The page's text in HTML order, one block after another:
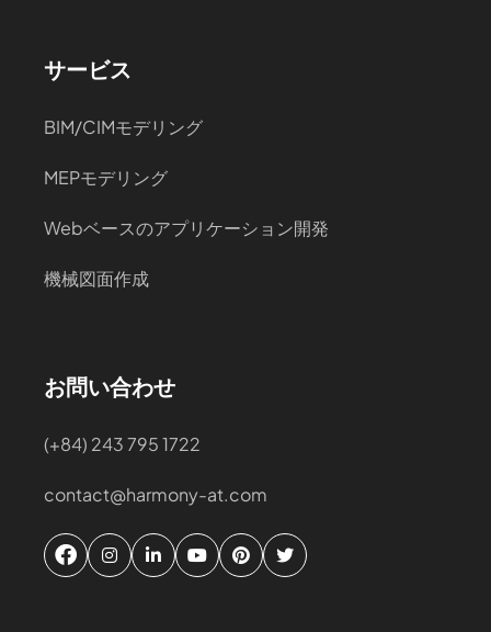
サービス
BIM/CIMモデリング
MEPモデリング
Webベースのアプリケーション開発
機械図面作成
お問い合わせ
(+84) 243 795 1722
contact@harmony-at.com